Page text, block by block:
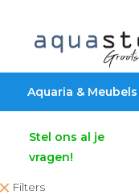
Aquaria & Meubels
Stel ons al je
vragen!
Filters